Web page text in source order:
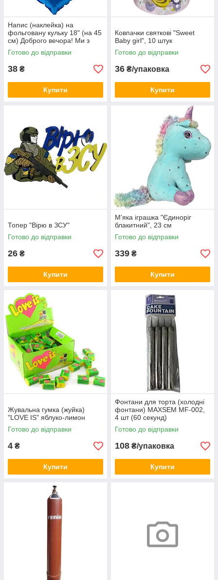
Напис (наклейка) на
фольговану кульку 18" (на 45
см) Доброго вечора! Ми з
України! (будь-який колір)
Готово до відправки
38 ₴
Купити
Ковпачки святкові "Sweet
Baby girl", 10 штук
Готово до відправки
36 ₴/упаковка
Купити
Топер "Вірю в ЗСУ"
Готово до відправки
26 ₴
Купити
М'яка іграшка "Єдиноріг
блакитний", 23 см
Готово до відправки
339 ₴
Купити
Жувальна гумка (жуйка)
"LOVE IS" яблуко-лимон
Готово до відправки
4 ₴
Купити
Фонтани для торта (холодні
фонтани) MAXSEM MF-002,
4 шт (60 секунд)
Готово до відправки
108 ₴/упаковка
Купити